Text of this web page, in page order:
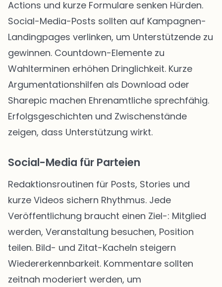
Actions und kurze Formulare senken Hürden.
Social-Media-Posts sollten auf Kampagnen-
Landingpages verlinken, um Unterstützende zu
gewinnen. Countdown-Elemente zu
Wahlterminen erhöhen Dringlichkeit. Kurze
Argumentationshilfen als Download oder
Sharepic machen Ehrenamtliche sprechfähig.
Erfolgsgeschichten und Zwischenstände
zeigen, dass Unterstützung wirkt.
Social-Media für Parteien
Redaktionsroutinen für Posts, Stories und
kurze Videos sichern Rhythmus. Jede
Veröffentlichung braucht einen Ziel-: Mitglied
werden, Veranstaltung besuchen, Position
teilen. Bild- und Zitat-Kacheln steigern
Wiedererkennbarkeit. Kommentare sollten
zeitnah moderiert werden, um